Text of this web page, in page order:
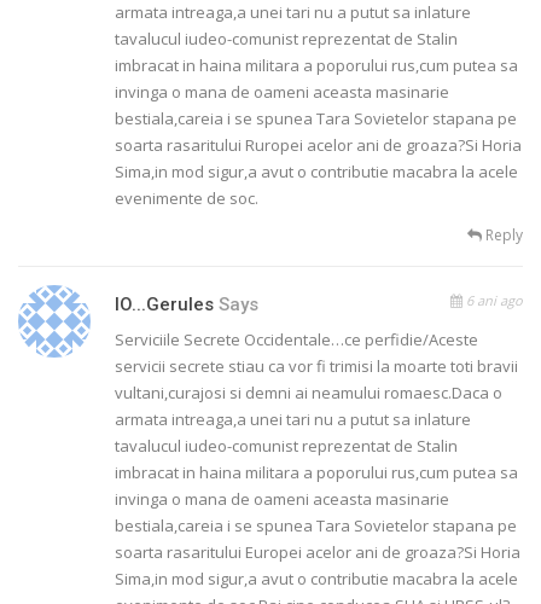
armata intreaga,a unei tari nu a putut sa inlature
tavalucul iudeo-comunist reprezentat de Stalin
imbracat in haina militara a poporului rus,cum putea sa
invinga o mana de oameni aceasta masinarie
bestiala,careia i se spunea Tara Sovietelor stapana pe
soarta rasaritului Ruropei acelor ani de groaza?Si Horia
Sima,in mod sigur,a avut o contributie macabra la acele
evenimente de soc.
Reply
IO...gerules Says 6 ani ago
Serviciile Secrete Occidentale…ce perfidie/Aceste
servicii secrete stiau ca vor fi trimisi la moarte toti bravii
vultani,curajosi si demni ai neamului romaesc.Daca o
armata intreaga,a unei tari nu a putut sa inlature
tavalucul iudeo-comunist reprezentat de Stalin
imbracat in haina militara a poporului rus,cum putea sa
invinga o mana de oameni aceasta masinarie
bestiala,careia i se spunea Tara Sovietelor stapana pe
soarta rasaritului Europei acelor ani de groaza?Si Horia
Sima,in mod sigur,a avut o contributie macabra la acele